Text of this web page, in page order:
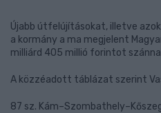
Újabb útfelújításokat, illetve
a kormány a ma megjelent
milliárd 405 millió forintot
A közzéadott táblázat szerint
87 sz.